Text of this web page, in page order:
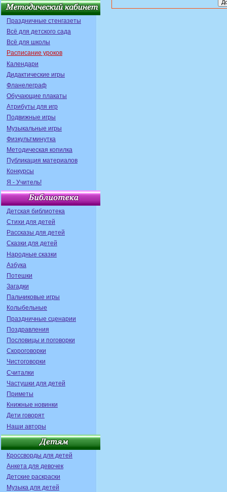
Праздничные стенгазеты
Всё для детского сада
Всё для школы
Расписание уроков
Календари
Дидактические игры
Фланелеграф
Обучающие плакаты
Атрибуты для игр
Подвижные игры
Музыкальные игры
Физкультминутка
Методическая копилка
Публикация материалов
Конкурсы
Я - Учитель!
Детская библиотека
Стихи для детей
Рассказы для детей
Сказки для детей
Народные сказки
Азбука
Потешки
Загадки
Пальчиковые игры
Колыбельные
Праздничные сценарии
Поздравления
Пословицы и поговорки
Скороговорки
Чистоговорки
Считалки
Частушки для детей
Приметы
Книжные новинки
Дети говорят
Наши авторы
Кроссворды для детей
Анкета для девочек
Детские раскраски
Музыка для детей